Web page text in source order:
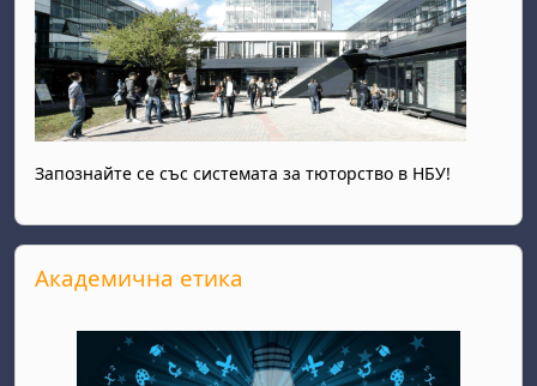
Запознайте се със системата за тюторство в НБУ!
Прескочи Академична етика
Академична етика